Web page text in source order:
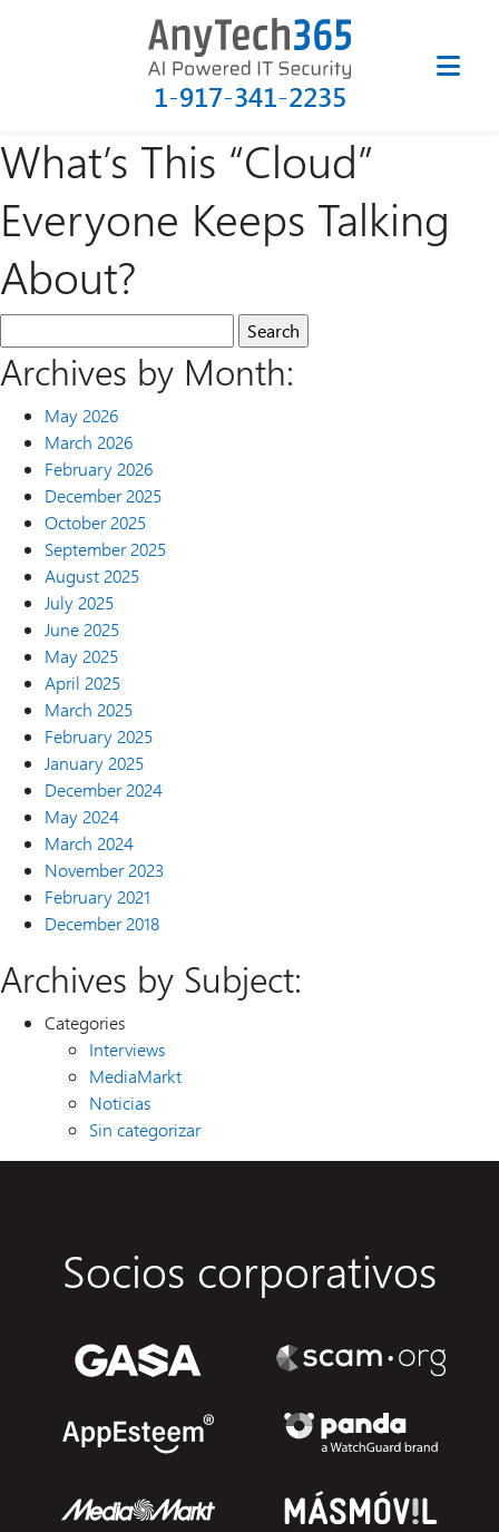
1-917-341-2235
What’s This “Cloud”
Everyone Keeps Talking
About?
Archives by Month:
May 2026
March 2026
February 2026
December 2025
October 2025
September 2025
August 2025
July 2025
June 2025
May 2025
April 2025
March 2025
February 2025
January 2025
December 2024
May 2024
March 2024
November 2023
February 2021
December 2018
Archives by Subject:
Categories
Interviews
MediaMarkt
Noticias
Sin categorizar
Socios corporativos